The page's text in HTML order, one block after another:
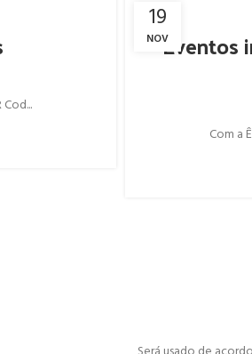
19
NOVEventos
Com a